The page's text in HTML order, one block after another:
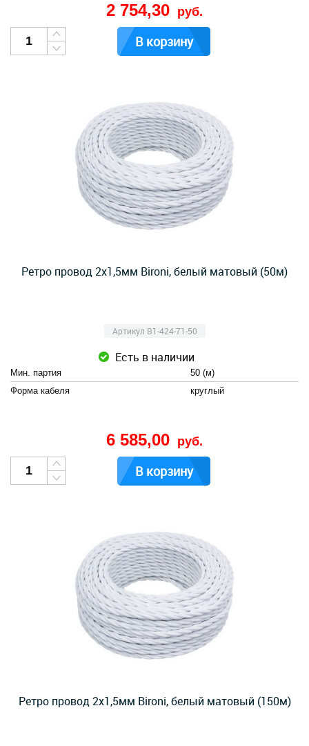
2 754,30 руб.
В корзину
Ретро провод 2х1,5мм Bironi, белый матовый (50м)
Артикул B1-424-71-50
Есть в наличии
Мин. партия
50 (м)
Форма кабеля
круглый
6 585,00 руб.
В корзину
Ретро провод 2х1,5мм Bironi, белый матовый (150м)